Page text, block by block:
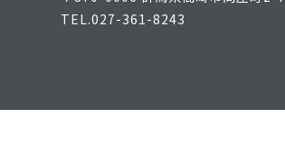
TEL.027-361-8243